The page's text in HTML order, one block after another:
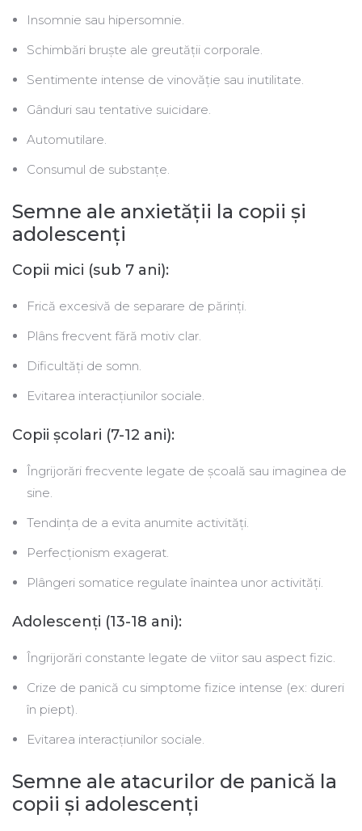
Insomnie sau hipersomnie.
Schimbări bruște ale greutății corporale.
Sentimente intense de vinovăție sau inutilitate.
Gânduri sau tentative suicidare.
Automutilare.
Consumul de substanțe.
Semne ale anxietății la copii și
adolescenţi
Copii mici (sub 7 ani):
Frică excesivă de separare de părinți.
Plâns frecvent fără motiv clar.
Dificultăți de somn.
Evitarea interacțiunilor sociale.
Copii școlari (7-12 ani):
Îngrijorări frecvente legate de școală sau imaginea de
sine.
Tendinţa de a evita anumite activități.
Perfecţionism exagerat.
Plângeri somatice regulate înaintea unor activități.
Adolescenţi (13-18 ani):
Îngrijorări constante legate de viitor sau aspect fizic.
Crize de panică cu simptome fizice intense (ex: dureri
în piept).
Evitarea interacțiunilor sociale.
Semne ale atacurilor de panică la
copii și adolescenţi